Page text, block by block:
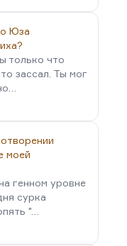
Юза
только что
зассал. Ты мог
моей
генном уровне
сурка
"…